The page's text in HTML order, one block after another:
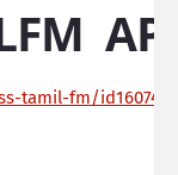
tamil-fm/